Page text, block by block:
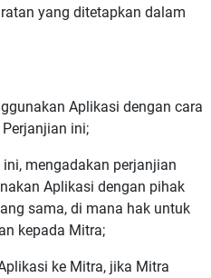
yang ditetapkan dalam
Aplikasi dengan cara
ini;
mengadakan perjanjian
Aplikasi dengan pihak
sama, di mana hak untuk
kepada Mitra;
ke Mitra, jika Mitra